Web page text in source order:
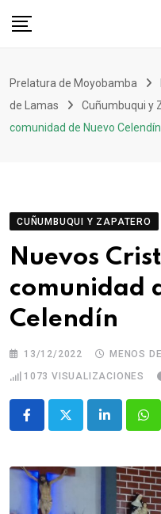
Prelatura de Moyobamba
de Lamas
Cuñumbuqui y
comunidad de Nuevo Celendín
CUÑUMBUQUI Y ZAPATERO
Nuevos
comunidad
Celendín
13/12/2022
MENOS
1073 VISUALIZACIONES